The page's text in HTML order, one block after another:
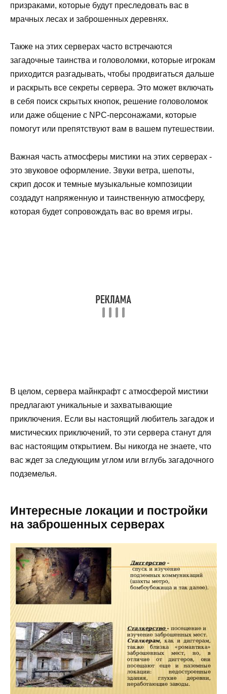
призраками, которые будут преследовать вас в
мрачных лесах и заброшенных деревнях.
Также на этих серверах часто встречаются
загадочные таинства и головоломки, которые игрокам
приходится разгадывать, чтобы продвигаться дальше
и раскрыть все секреты сервера. Это может включать
в себя поиск скрытых кнопок, решение головоломок
или даже общение с NPC-персонажами, которые
помогут или препятствуют вам в вашем путешествии.
Важная часть атмосферы мистики на этих серверах -
это звуковое оформление. Звуки ветра, шепоты,
скрип досок и темные музыкальные композиции
создадут напряженную и таинственную атмосферу,
которая будет сопровождать вас во время игры.
В целом, сервера майнкрафт с атмосферой мистики
предлагают уникальные и захватывающие
приключения. Если вы настоящий любитель загадок и
мистических приключений, то эти сервера станут для
вас настоящим открытием. Вы никогда не знаете, что
вас ждет за следующим углом или вглубь загадочного
подземелья.
Интересные локации и постройки
на заброшенных серверах